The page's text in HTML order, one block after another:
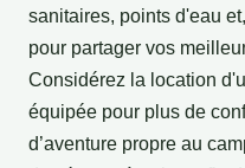
sanitaires, points d'eau
pour partager vos
Considérez la location
équipée pour plus de
d’aventure propre au